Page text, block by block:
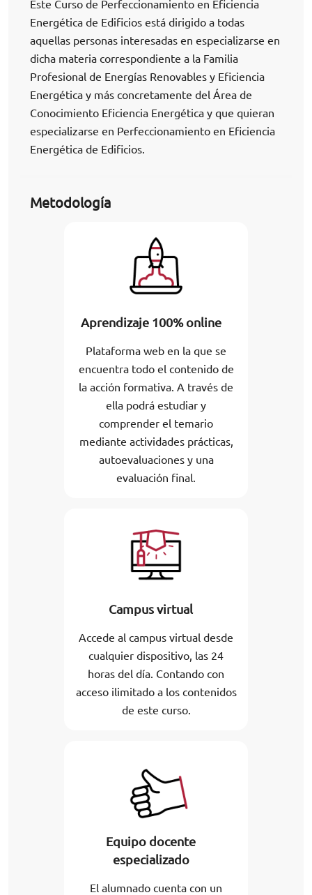
Este Curso de Perfeccionamiento en Eficiencia
Energética de Edificios está dirigido a todas
aquellas personas interesadas en especializarse en
dicha materia correspondiente a la Familia
Profesional de Energías Renovables y Eficiencia
Energética y más concretamente del Área de
Conocimiento Eficiencia Energética y que quieran
especializarse en Perfeccionamiento en Eficiencia
Energética de Edificios.
Metodología
Aprendizaje 100% online
Plataforma web en la que se
encuentra todo el contenido de
la acción formativa. A través de
ella podrá estudiar y
comprender el temario
mediante actividades prácticas,
autoevaluaciones y una
evaluación final.
Campus virtual
Accede al campus virtual desde
cualquier dispositivo, las 24
horas del día. Contando con
acceso ilimitado a los contenidos
de este curso.
Equipo docente
especializado
El alumnado cuenta con un